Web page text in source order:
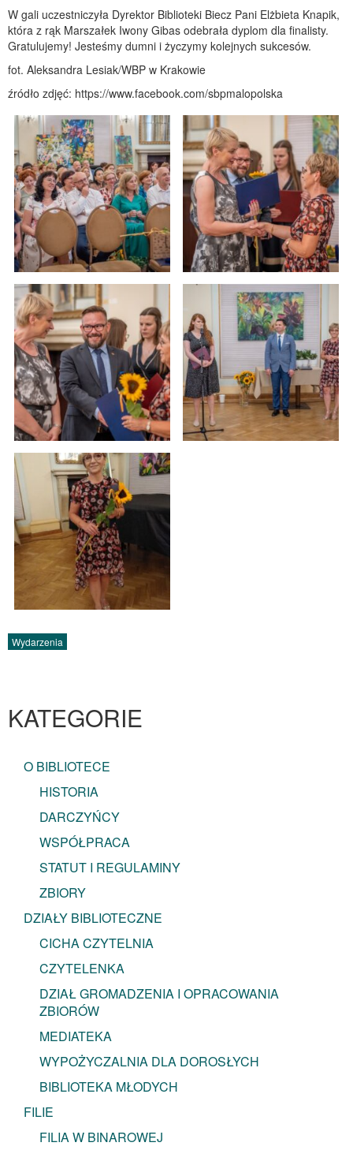
W gali uczestniczyła Dyrektor Biblioteki Biecz Pani Elżbieta Knapik,
która z rąk Marszałek Iwony Gibas odebrała dyplom dla finalisty.
Gratulujemy! Jesteśmy dumni i życzymy kolejnych sukcesów.
fot. Aleksandra Lesiak/WBP w Krakowie
źródło zdjęć: https://www.facebook.com/sbpmalopolska
Wydarzenia
KATEGORIE
O BIBLIOTECE
HISTORIA
DARCZYŃCY
WSPÓŁPRACA
STATUT I REGULAMINY
ZBIORY
DZIAŁY BIBLIOTECZNE
CICHA CZYTELNIA
CZYTELENKA
DZIAŁ GROMADZENIA I OPRACOWANIA
ZBIORÓW
MEDIATEKA
WYPOŻYCZALNIA DLA DOROSŁYCH
BIBLIOTEKA MŁODYCH
FILIE
FILIA W BINAROWEJ